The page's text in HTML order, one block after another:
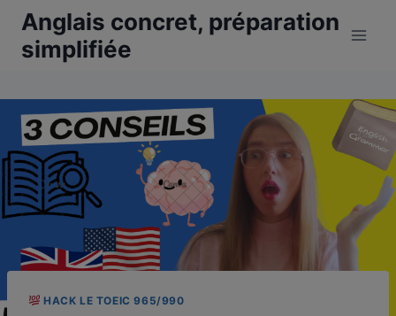
Aller
contenu
Anglais concret, préparation
simplifiée
HACK LE TOEIC 965/990